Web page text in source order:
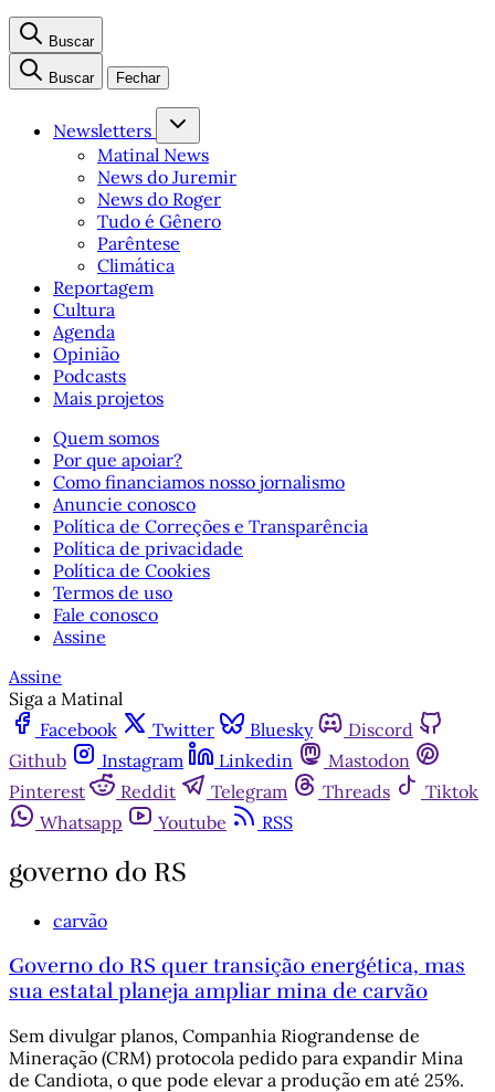
Buscar
Buscar Fechar
Newsletters
Matinal News
News do Juremir
News do Roger
Tudo é Gênero
Parêntese
Climática
Reportagem
Cultura
Agenda
Opinião
Podcasts
Mais projetos
Quem somos
Por que apoiar?
Como financiamos nosso jornalismo
Anuncie conosco
Política de Correções e Transparência
Política de privacidade
Política de Cookies
Termos de uso
Fale conosco
Assine
Assine
Siga a Matinal
Facebook
Twitter Bluesky
Discord
Github
Instagram Linkedin
Mastodon
Pinterest
Reddit Telegram Threads
Tiktok
Whatsapp
Youtube RSS
governo do RS
carvão
Governo do RS quer transição energética, mas
sua estatal planeja ampliar mina de carvão
Sem divulgar planos, Companhia Riograndense de
Mineração (CRM) protocola pedido para expandir Mina
de Candiota, o que pode elevar a produção em até 25%.